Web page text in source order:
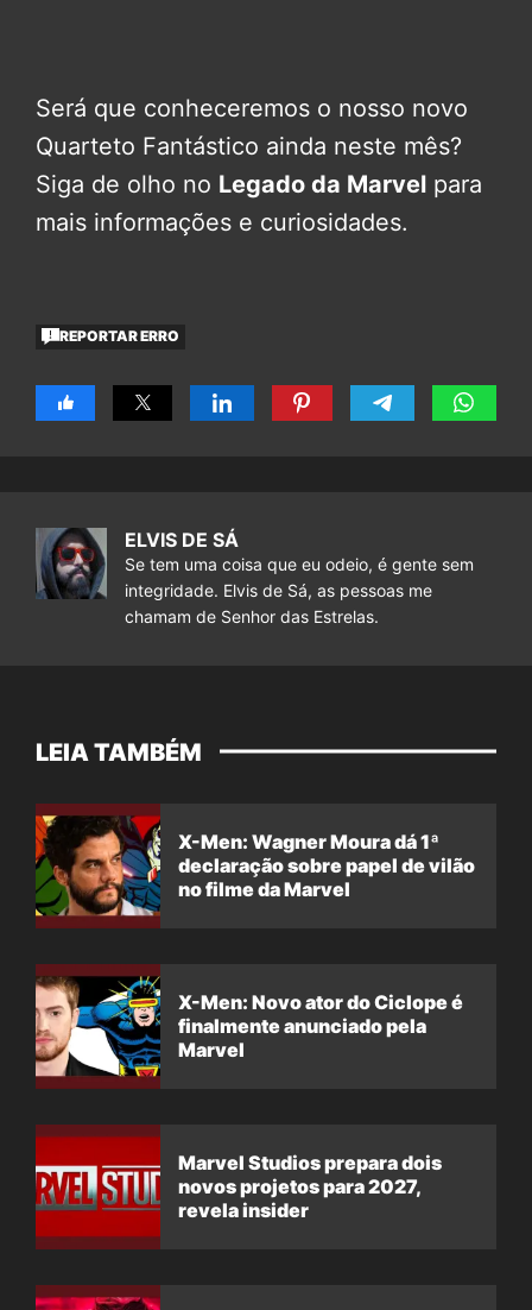
Será que conheceremos o nosso novo
Quarteto Fantástico ainda neste mês?
Siga de olho no Legado da Marvel para
mais informações e curiosidades.
REPORTAR ERRO
ELVIS DE SÁ
Se tem uma coisa que eu odeio, é gente sem
integridade. Elvis de Sá, as pessoas me
chamam de Senhor das Estrelas.
LEIA TAMBÉM
X-Men: Wagner Moura dá 1ª
declaração sobre papel de vilão
no filme da Marvel
X-Men: Novo ator do Ciclope é
finalmente anunciado pela
Marvel
Marvel Studios prepara dois
novos projetos para 2027,
revela insider